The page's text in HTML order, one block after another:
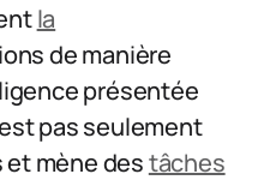
la
de manière
présentée
pas seulement
mène destâches